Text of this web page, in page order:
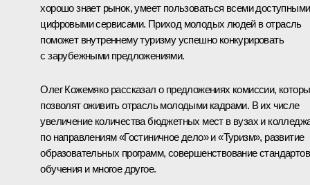
хорошо знает рынок, умеет пользоваться всеми доступными
цифровыми сервисами. Приход молодых людей в отрасль
поможет внутреннему туризму успешно конкурировать
с зарубежными предложениями.
Олег Кожемякорассказал о предложениях комиссии,
позволят оживить отрасль молодыми кадрами. В их числе
увеличение количества бюджетных мест в вузах и
по направлениям «Гостиничное дело» и «Туризм», развитие
образовательных программ, совершенствование стандартов
обучения и многое другое.